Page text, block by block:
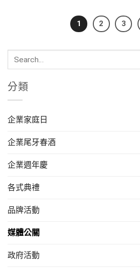
1 2 3
分類
企業家庭日
企業尾牙春酒
企業週年慶
各式典禮
品牌活動
媒體公關
政府活動